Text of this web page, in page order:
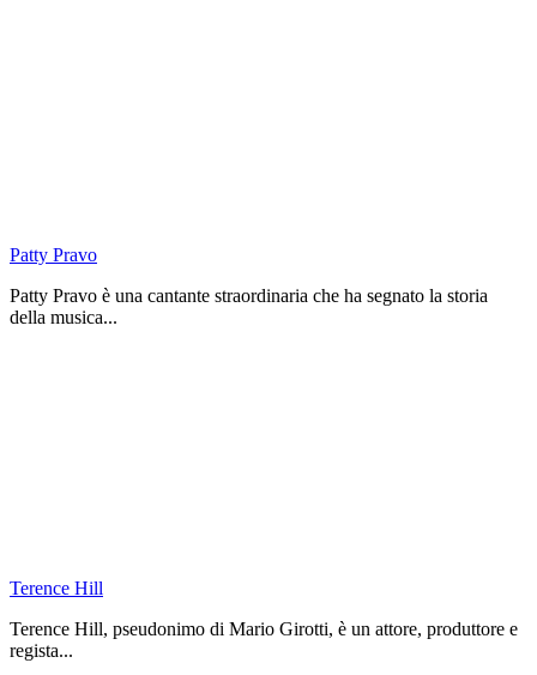
Patty Pravo
Patty Pravo è una cantante straordinaria che ha segnato la storia
della musica...
Terence Hill
Terence Hill, pseudonimo di Mario Girotti, è un attore, produttore e
regista...